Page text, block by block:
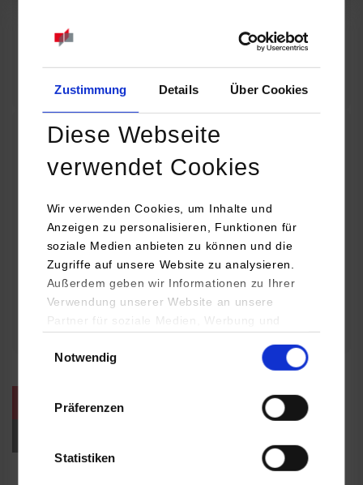
Zustimmung Details Über Cookies
Diese Webseite
verwendet Cookies
Wir verwenden Cookies, um Inhalte und
Anzeigen zu personalisieren, Funktionen für
soziale Medien anbieten zu können und die
Zugriffe auf unsere Website zu analysieren.
Außerdem geben wir Informationen zu Ihrer
Verwendung unserer Website an unsere
Partner für soziale Medien, Werbung und
YouTube, Google Maps) führen diese
Daten zusammen, die Sie ihnen bereitgestellt
haben oder die sie im Rahmen Ihrer Nutzung
Notwendig
Präferenzen
Statistiken
Online INDIS-Infoveranstaltung für Studierende
Zum Event
Technologietag: Clean Urban Transportation –
nachhaltige Mobilität im (sub)urbanen Umfeld
16.09.2026 - 17.09.2026
Im Mittelpunkt stehen elektrische Antriebe, moderne
Batterietechnologien und innovative Fahrzeugkonzepte für
nachhaltige Mobilität in Stadt und…
weitere Veranstaltungen / Termine